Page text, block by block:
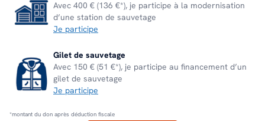
Avec 400 € (136 €*), je participe à la modernisation
d’une station de sauvetage
Je participe
Gilet de sauvetage
Avec 150 € (51 €*), je participe au financement d’un
gilet de sauvetage
Je participe
*montant du don après déduction fiscale